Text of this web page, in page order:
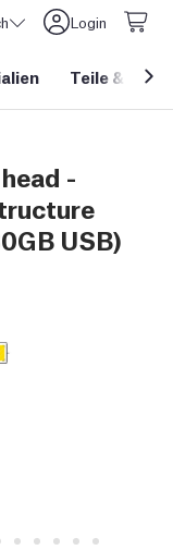
Login
Teile &
-
USB)